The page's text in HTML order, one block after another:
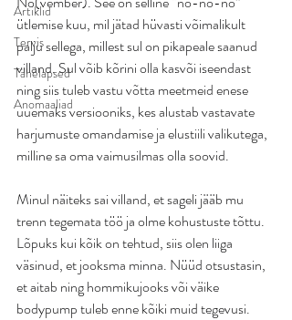
Artiklid
Tervis
Tähelapsed
Anomaaliad
ütlemise kuu, mil jätad hüvasti võimalikult
palju sellega, millest sul on pikapeale saanud
villand. Sul võib kõrini olla kasvõi iseendast
ning siis tuleb vastu võtta meetmeid enese
uuemaks versiooniks, kes alustab vastavate
harjumuste omandamise ja elustiili valikutega,
milline sa oma vaimusilmas olla soovid.
Minul näiteks sai villand, et sageli jääb mu
trenn tegemata töö ja olme kohustuste tõttu.
Lõpuks kui kõik on tehtud, siis olen liiga
väsinud, et jooksma minna. Nüüd otsustasin,
et aitab ning hommikujooks või väike
bodypump tuleb enne kõiki muid tegevusi.